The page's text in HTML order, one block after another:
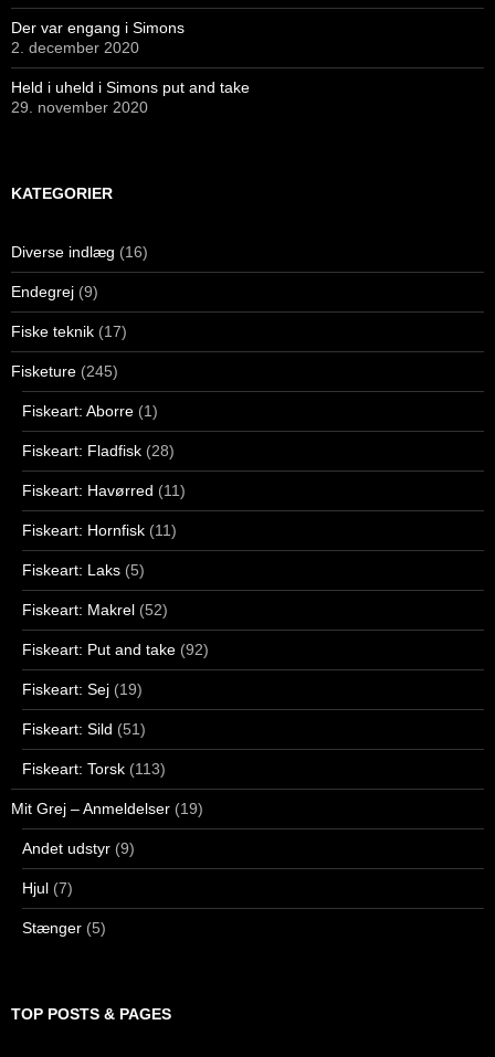
Der var engang i Simons
2. december 2020
Held i uheld i Simons put and take
29. november 2020
KATEGORIER
Diverse indlæg (16)
Endegrej (9)
Fiske teknik (17)
Fisketure (245)
Fiskeart: Aborre (1)
Fiskeart: Fladfisk (28)
Fiskeart: Havørred (11)
Fiskeart: Hornfisk (11)
Fiskeart: Laks (5)
Fiskeart: Makrel (52)
Fiskeart: Put and take (92)
Fiskeart: Sej (19)
Fiskeart: Sild (51)
Fiskeart: Torsk (113)
Mit Grej – Anmeldelser (19)
Andet udstyr (9)
Hjul (7)
Stænger (5)
TOP POSTS & PAGES